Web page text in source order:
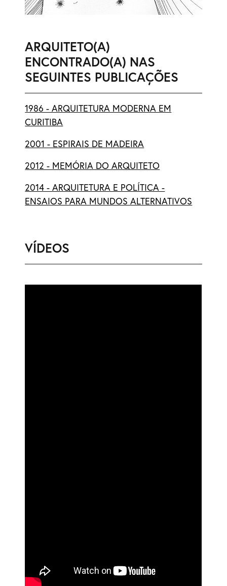
ARQUITETO(A)
ENCONTRADO(A) NAS
SEGUINTES PUBLICAÇÕES
1986 - ARQUITETURA MODERNA EM
CURITIBA
2001 - ESPIRAIS DE MADEIRA
2012 - MEMÓRIA DO ARQUITETO
2014 - ARQUITETURA E POLÍTICA -
ENSAIOS PARA MUNDOS ALTERNATIVOS
VÍDEOS